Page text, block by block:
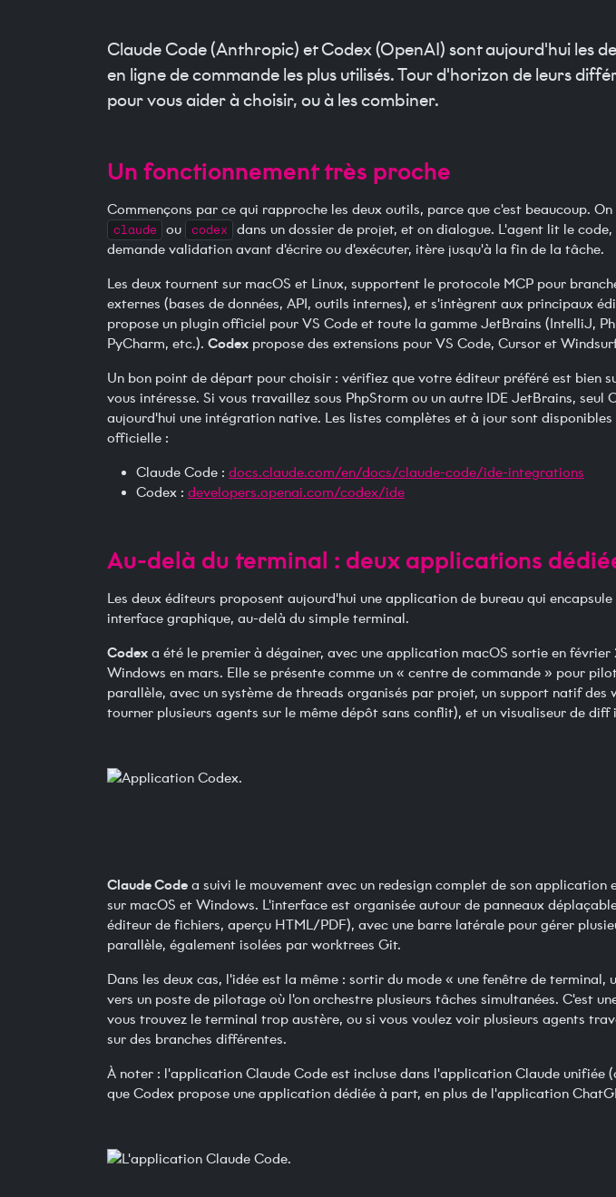
Claude Code (Anthropic) et Codex (OpenAI) sont aujourd'hui les
en ligne de commande les plus utilisés. Tour d'horizon de leurs
pour vous aider à choisir, ou à les combiner.
Un fonctionnement très proche
Commençons par ce qui rapproche les deux outils, parce que c'est beaucoup.
claude ou codex
dans un dossier de projet, et on dialogue. L'agent lit le
demande validation avant d'écrire ou d'exécuter, itère jusqu'à la fin de la tâche.
Les deux tournent sur macOS et Linux, supportent le protocole MCP pour
externes (bases de données, API, outils internes), et s'intègrent aux principaux
propose un plugin officiel pour VS Code et toute la gamme JetBrains (IntelliJ,
PyCharm, etc.). Codex propose des extensions pour VS Code, Cursor et
Un bon point de départ pour choisir : vérifiez que votre éditeur préféré est bien
vous intéresse. Si vous travaillez sous PhpStorm ou un autre IDE JetBrains, seul
aujourd'hui une intégration native. Les listes complètes et à jour sont
officielle :
Claude Code : docs.claude.com/en/docs/claude-code/ide-integrations
Codex : developers.openai.com/codex/ide
Au-delà du terminal : deux applications
Les deux éditeurs proposent aujourd'hui une application de bureau qui
interface graphique, au-delà du simple terminal.
Codex a été le premier à dégainer, avec une application macOS sortie en février
Windows en mars. Elle se présente comme un « centre de commande » pour
parallèle, avec un système de threads organisés par projet, un support natif
tourner plusieurs agents sur le même dépôt sans conflit), et un visualiseur de diff
Claude Code a suivi le mouvement avec un redesign complet de son application
sur macOS et Windows. L'interface est organisée autour de panneaux
éditeur de fichiers, aperçu HTML/PDF), avec une barre latérale pour gérer
parallèle, également isolées par worktrees Git.
Dans les deux cas, l'idée est la même : sortir du mode « une fenêtre de terminal,
vers un poste de pilotage où l'on orchestre plusieurs tâches simultanées. C'est
vous trouvez le terminal trop austère, ou si vous voulez voir plusieurs agents
sur des branches différentes.
À noter : l'application Claude Code est incluse dans l'application Claude unifiée
que Codex propose une application dédiée à part, en plus de l'application